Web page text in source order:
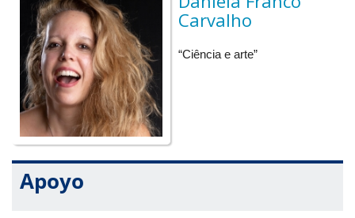
água e nutrientes e balanço de radiação do planeta, em
elevadas concentrações, essas partículas suprimem a
formação das chuvas. Portanto, o estudo das suas
características físicas e químicas na atmosfera faz-se
necessário para identificar suas fontes nestes ambientes. A
identificação das fontes permite a tomada de ações para reduzir
seus impactos.
Carvalho
“Ciência e arte”
Apoyo